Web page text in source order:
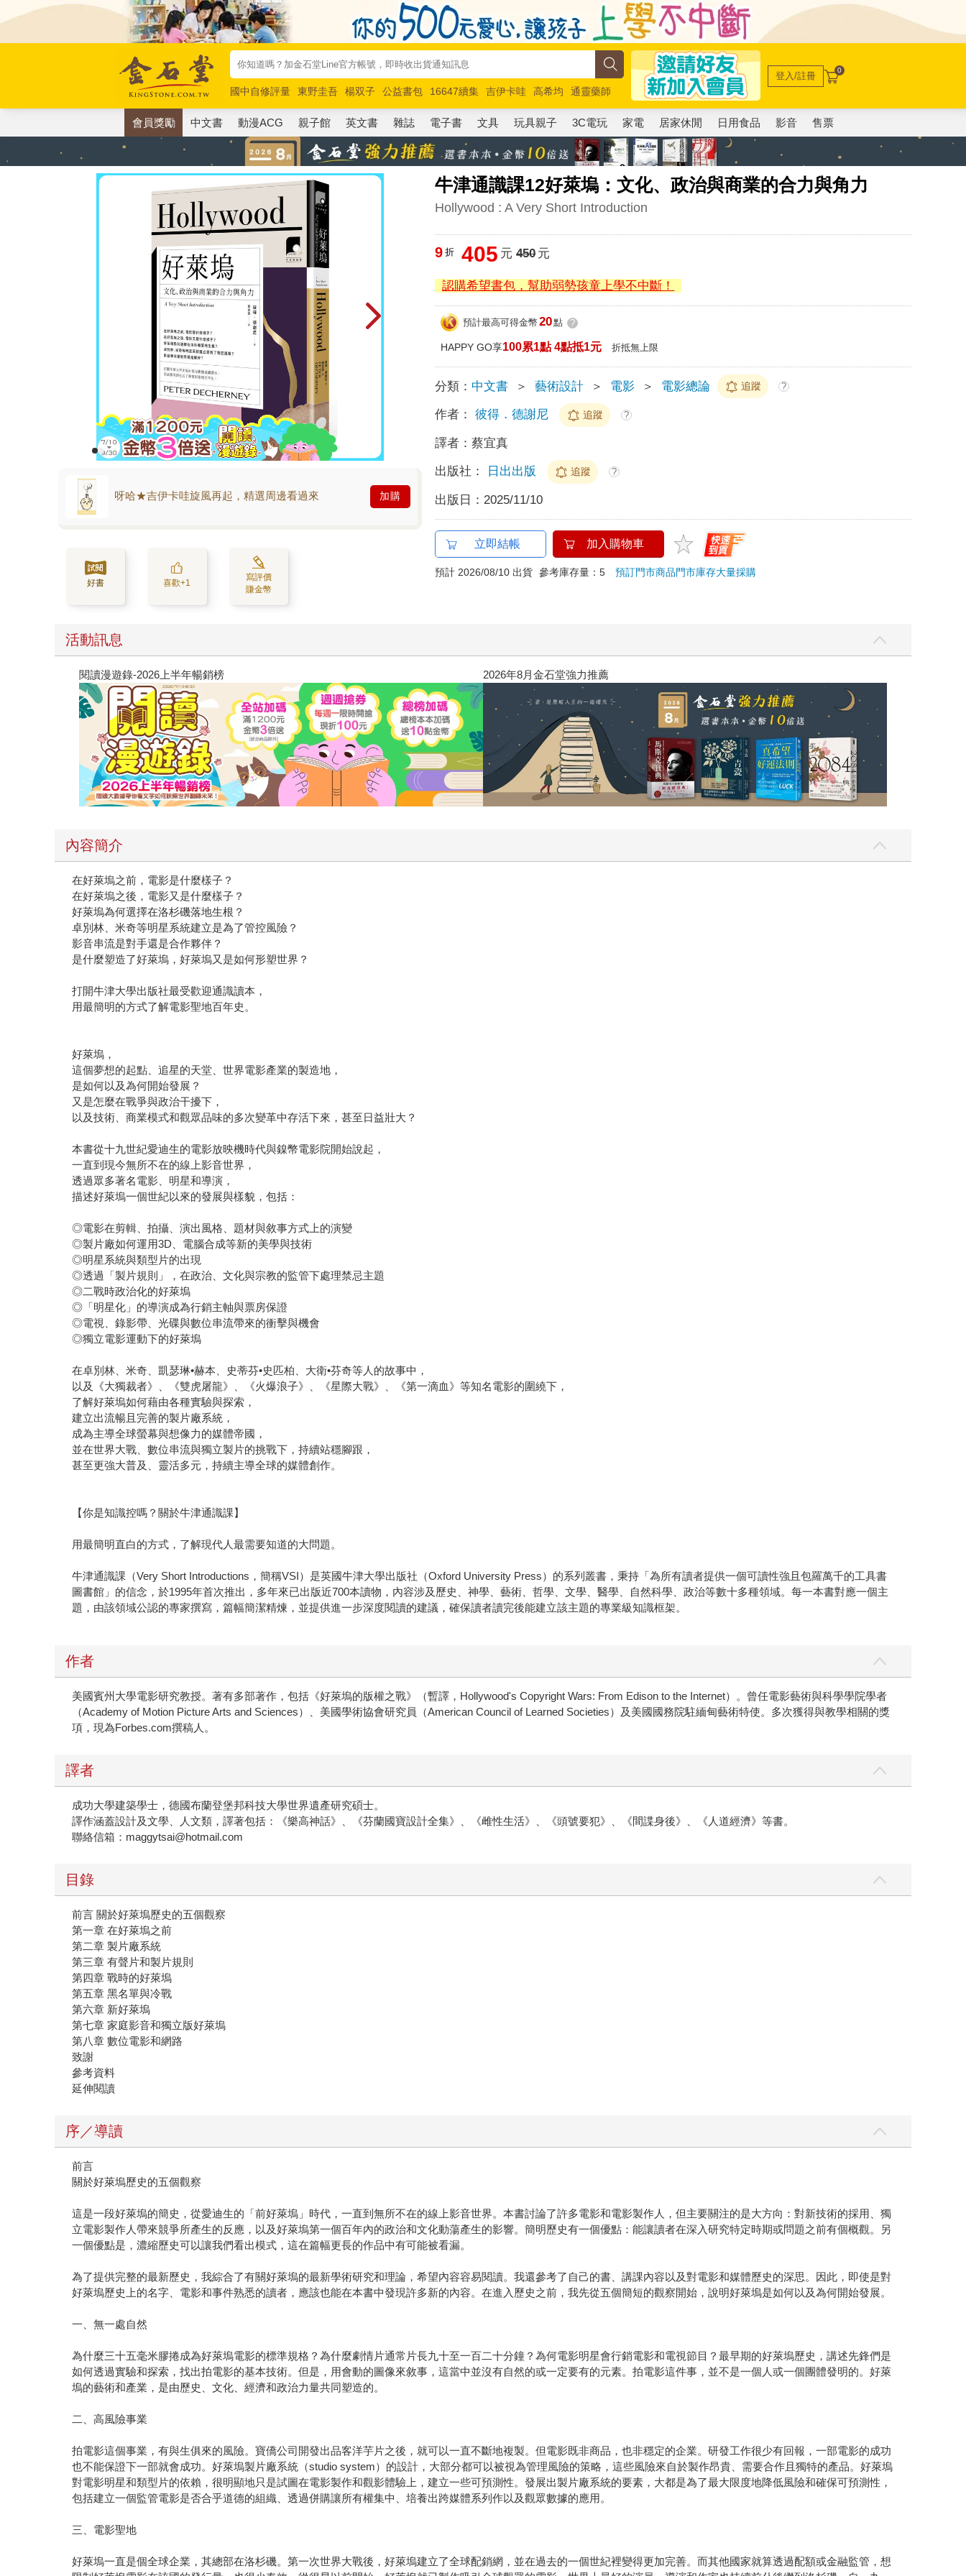
國中自修評量 東野圭吾 楊双子 公益書包 16647續集 吉伊卡哇 高希均
通靈藥師
唯紅花綻放
奧德賽 路邊攤新作 馬斯克 玩具總動員5 超慢跑
登入/註冊 0
會員獎勵 中文書 動漫ACG 親子館 英文書 雜誌 電子書 文具 玩具親子 3C電玩 家電 居家休閒 日用食品 影音 售票
牛津通識課12好萊塢：文化、政治與商業的合力與角力
Hollywood : A Very Short Introduction
呀哈★吉伊卡哇旋風再起，精選周邊看過來 加購
好書 喜歡+1
寫評價
賺金幣
9 折 405 元 450元
認購希望書包，幫助弱勢孩童上學不中斷！
預計最高可得金幣 20點 ?
HAPPY GO享100累1點 4點抵1元 折抵無上限
分類： 中文書 ＞ 藝術設計 ＞ 電影 ＞ 電影總論 追蹤 ?
作者： 彼得．德謝尼 追蹤 ?
譯者：蔡宜真
出版社： 日出出版 追蹤 ?
出版日： 2025/11/10
立即結帳 加入購物車
預計 2026/08/10 出貨 參考庫存量：5預訂門市商品門市庫存大量採購
活動訊息
閱讀漫遊錄-2026上半年暢銷榜 2026年8月金石堂強力推薦
內容簡介
在好萊塢之前，電影是什麼樣子？
在好萊塢之後，電影又是什麼樣子？
好萊塢為何選擇在洛杉磯落地生根？
卓別林、米奇等明星系統建立是為了管控風險？
影音串流是對手還是合作夥伴？
是什麼塑造了好萊塢，好萊塢又是如何形塑世界？
打開牛津大學出版社最受歡迎通識讀本，
用最簡明的方式了解電影聖地百年史。
好萊塢，
這個夢想的起點、追星的天堂、世界電影產業的製造地，
是如何以及為何開始發展？
又是怎麼在戰爭與政治干擾下，
以及技術、商業模式和觀眾品味的多次變革中存活下來，甚至日益壯大？
本書從十九世紀愛迪生的電影放映機時代與鎳幣電影院開始說起，
一直到現今無所不在的線上影音世界，
透過眾多著名電影、明星和導演，
描述好萊塢一個世紀以來的發展與樣貌，包括：
◎電影在剪輯、拍攝、演出風格、題材與敘事方式上的演變
◎製片廠如何運用3D、電腦合成等新的美學與技術
◎明星系統與類型片的出現
◎透過「製片規則」，在政治、文化與宗教的監管下處理禁忌主題
◎二戰時政治化的好萊塢
◎「明星化」的導演成為行銷主軸與票房保證
◎電視、錄影帶、光碟與數位串流帶來的衝擊與機會
◎獨立電影運動下的好萊塢
在卓別林、米奇、凱瑟琳•赫本、史蒂芬•史匹柏、大衛•芬奇等人的故事中，
以及《大獨裁者》、《雙虎屠龍》、《火爆浪子》、《星際大戰》、《第一滴血》等知名電影的圍繞下，
了解好萊塢如何藉由各種實驗與探索，
建立出流暢且完善的製片廠系統，
成為主導全球螢幕與想像力的媒體帝國，
並在世界大戰、數位串流與獨立製片的挑戰下，持續站穩腳跟，
甚至更強大普及、靈活多元，持續主導全球的媒體創作。
【你是知識控嗎？關於牛津通識課】
用最簡明直白的方式，了解現代人最需要知道的大問題。
牛津通識課（Very Short Introductions，簡稱VSI）是英國牛津大學出版社（Oxford University Press）的系列叢書，秉持「為所有讀者提供一個可讀性強且包羅萬千的工具書
圖書館」的信念，於1995年首次推出，多年來已出版近700本讀物，內容涉及歷史、神學、藝術、哲學、文學、醫學、自然科學、政治等數十多種領域。每一本書對應一個主
題，由該領域公認的專家撰寫，篇幅簡潔精煉，並提供進一步深度閱讀的建議，確保讀者讀完後能建立該主題的專業級知識框架。
作者
美國賓州大學電影研究教授。著有多部著作，包括《好萊塢的版權之戰》（暫譯，Hollywood's Copyright Wars: From Edison to the Internet）。曾任電影藝術與科學學院學者
（Academy of Motion Picture Arts and Sciences）、美國學術協會研究員（American Council of Learned Societies）及美國國務院駐緬甸藝術特使。多次獲得與教學相關的獎
項，現為Forbes.com撰稿人。
譯者
成功大學建築學士，德國布蘭登堡邦科技大學世界遺產研究碩士。
譯作涵蓋設計及文學、人文類，譯著包括：《樂高神話》、《芬蘭國寶設計全集》、《雌性生活》、《頭號要犯》、《間諜身後》、《人道經濟》等書。
聯絡信箱：maggytsai@hotmail.com
目錄
前言 關於好萊塢歷史的五個觀察
第一章 在好萊塢之前
第二章 製片廠系統
第三章 有聲片和製片規則
第四章 戰時的好萊塢
第五章 黑名單與冷戰
第六章 新好萊塢
第七章 家庭影音和獨立版好萊塢
第八章 數位電影和網路
致謝
參考資料
延伸閱讀
序／導讀
前言
關於好萊塢歷史的五個觀察
這是一段好萊塢的簡史，從愛迪生的「前好萊塢」時代，一直到無所不在的線上影音世界。本書討論了許多電影和電影製作人，但主要關注的是大方向：對新技術的採用、獨
立電影製作人帶來競爭所產生的反應，以及好萊塢第一個百年內的政治和文化動蕩產生的影響。簡明歷史有一個優點：能讓讀者在深入研究特定時期或問題之前有個概觀。另
一個優點是，濃縮歷史可以讓我們看出模式，這在篇幅更長的作品中有可能被看漏。
為了提供完整的最新歷史，我綜合了有關好萊塢的最新學術研究和理論，希望內容容易閱讀。我還參考了自己的書、講課內容以及對電影和媒體歷史的深思。因此，即使是對
好萊塢歷史上的名字、電影和事件熟悉的讀者，應該也能在本書中發現許多新的內容。在進入歷史之前，我先從五個簡短的觀察開始，說明好萊塢是如何以及為何開始發展。
一、無一處自然
為什麼三十五毫米膠捲成為好萊塢電影的標準規格？為什麼劇情片通常片長九十至一百二十分鐘？為何電影明星會行銷電影和電視節目？最早期的好萊塢歷史，講述先鋒們是
如何透過實驗和探索，找出拍電影的基本技術。但是，用會動的圖像來敘事，這當中並沒有自然的或一定要有的元素。拍電影這件事，並不是一個人或一個團體發明的。好萊
塢的藝術和產業，是由歷史、文化、經濟和政治力量共同塑造的。
二、高風險事業
拍電影這個事業，有與生俱來的風險。寶僑公司開發出品客洋芋片之後，就可以一直不斷地複製。但電影既非商品，也非穩定的企業。研發工作很少有回報，一部電影的成功
也不能保證下一部就會成功。好萊塢製片廠系統（studio system）的設計，大部分都可以被視為管理風險的策略，這些風險來自於製作昂貴、需要合作且獨特的產品。好萊塢
對電影明星和類型片的依賴，很明顯地只是試圖在電影製作和觀影體驗上，建立一些可預測性。發展出製片廠系統的要素，大都是為了最大限度地降低風險和確保可預測性，
包括建立一個監管電影是否合乎道德的組織、透過併購讓所有權集中、培養出跨媒體系列作以及觀眾數據的應用。
三、電影聖地
好萊塢一直是個全球企業，其總部在洛杉磯。第一次世界大戰後，好萊塢建立了全球配銷網，並在過去的一個世紀裡變得更加完善。而其他國家就算透過配額或金融監管，想